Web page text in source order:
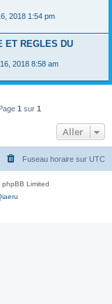
2018 1:54 pm
ET REGLES DU
2018 8:58 am
1 sur 1
Aller
Fuseau horaire sur UTC
Limited